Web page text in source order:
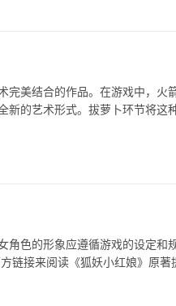
完美结合的作品。在游戏中，火
新的艺术形式。拔萝卜环节将这
角色的形象应遵循游戏的设定和
链接来阅读《狐妖小红娘》原著